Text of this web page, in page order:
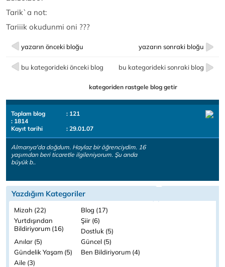
Tarik`a not:
Tariiik okudunmi oni ???
yazarın önceki bloğu yazarın sonraki bloğu
bu kategorideki önceki blog bu kategorideki sonraki blog
kategoriden rastgele blog getir
Toplam blog
: 121
: 1814
Kayıt tarihi
: 29.01.07
Almanya'da doğdum. Haylaz bir öğrenciydim. 16
yaşımdan beri ticaretle ilgileniyorum. Şu anda
büyük b..
Yazdığım Kategoriler
Mizah (22)
Blog (17)
Yurtdışından
Bildiriyorum (16)
Şiir (6)
Dostluk (5)
Anılar (5)
Güncel (5)
Gündelik Yaşam (5)
Ben Bildiriyorum (4)
Aile (3)